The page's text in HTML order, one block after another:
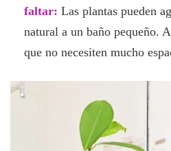
faltar: Las plantas pueden
natural a un baño pequeño.
que no necesiten mucho